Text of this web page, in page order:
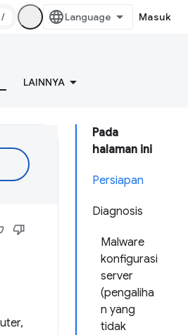
/ Masuk
LAINNYA
Pada
halaman ini
Persiapan
Diagnosis
Malware
konfigurasi
server
(pengaliha
n yang
tidak